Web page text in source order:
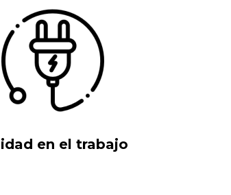
en el trabajo